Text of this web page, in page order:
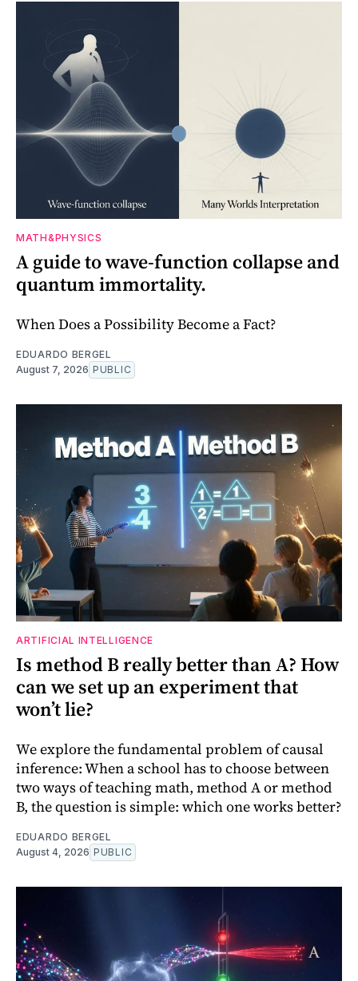
MATH&PHYSICS
A guide to wave-function collapse and
quantum immortality.
When Does a Possibility Become a Fact?
EDUARDO BERGEL
August 7, 2026 PUBLIC
ARTIFICIAL INTELLIGENCE
Is method B really better than A? How
can we set up an experiment that
won’t lie?
We explore the fundamental problem of causal
inference: When a school has to choose between
two ways of teaching math, method A or method
B, the question is simple: which one works better?
EDUARDO BERGEL
August 4, 2026 PUBLIC